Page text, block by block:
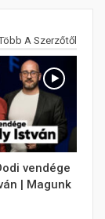
A Szerzőtől
vendége
| Magunk